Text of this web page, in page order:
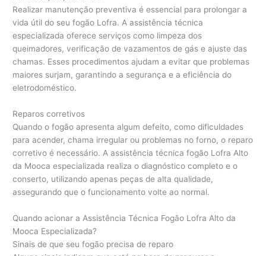
Realizar manutenção preventiva é essencial para prolongar a
vida útil do seu fogão Lofra. A assistência técnica
especializada oferece serviços como limpeza dos
queimadores, verificação de vazamentos de gás e ajuste das
chamas. Esses procedimentos ajudam a evitar que problemas
maiores surjam, garantindo a segurança e a eficiência do
eletrodoméstico.
Reparos corretivos
Quando o fogão apresenta algum defeito, como dificuldades
para acender, chama irregular ou problemas no forno, o reparo
corretivo é necessário. A assistência técnica fogão Lofra Alto
da Mooca especializada realiza o diagnóstico completo e o
conserto, utilizando apenas peças de alta qualidade,
assegurando que o funcionamento volte ao normal.
Quando acionar a Assistência Técnica Fogão Lofra Alto da
Mooca Especializada?
Sinais de que seu fogão precisa de reparo